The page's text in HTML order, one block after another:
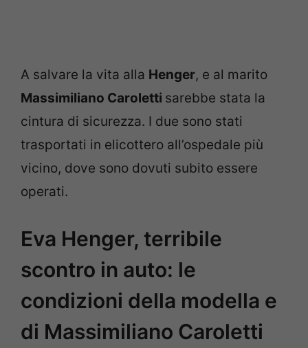
A salvare la vita alla Henger, e al marito
Massimiliano Caroletti sarebbe stata la
cintura di sicurezza. I due sono stati
trasportati in elicottero all’ospedale più
vicino, dove sono dovuti subito essere
operati.
Eva Henger, terribile
scontro in auto: le
condizioni della modella e
di Massimiliano Caroletti